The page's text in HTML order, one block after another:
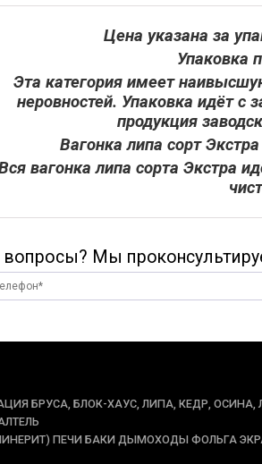
Цена указана за
Упаковка
Эта категория имеет
неровностей. Упаковка идёт с
продукция
Вагонка липа сорт
вагонка липа сорта Экстра
вопросы? Мы
БРУСА, БЛОК-ХАУС, ЛИПА, КЕДР,
ПЕЧИ БАКИ ДЫМОХОДЫ ФОЛЬГА